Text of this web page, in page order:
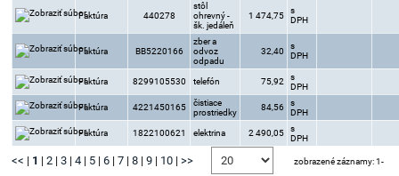
Faktúra 440278
stôl
ohrevný -
šk. jedáleň
1 474,75
s
DPH
Faktúra BB5220166
zber a
odvoz
odpadu
32,40
s
DPH
Faktúra 8299105530 telefón 75,92
s
DPH
Faktúra 4221450165
čistiace
prostriedky
84,56
s
DPH
Faktúra 1822100621 elektrina 2 490,05
s
DPH
<< | 1 |2 |3 |4 | 5 |6 |7 |8 |9 | 10 |>> zobrazené záznamy: 1-